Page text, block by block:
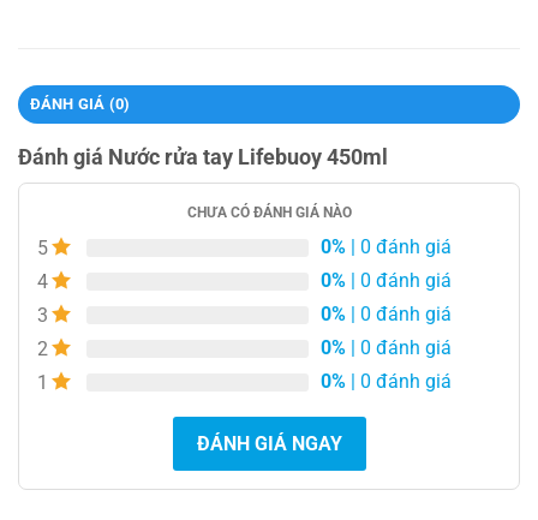
ĐÁNH GIÁ (0)
Đánh giá Nước rửa tay Lifebuoy 450ml
CHƯA CÓ ĐÁNH GIÁ NÀO
5 0% | 0 đánh giá
4
0% | 0 đánh giá
3
0% | 0 đánh giá
2
0% | 0 đánh giá
1
0% | 0 đánh giá
ĐÁNH GIÁ NGAY